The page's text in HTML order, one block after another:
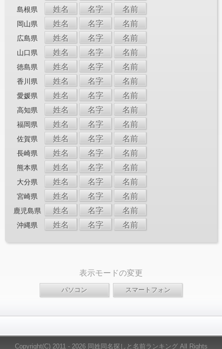
島根県 姓名 名字 名前
岡山県 姓名 名字 名前
広島県 姓名 名字 名前
山口県 姓名 名字 名前
徳島県 姓名 名字 名前
香川県 姓名 名字 名前
愛媛県 姓名 名字 名前
高知県 姓名 名字 名前
福岡県 姓名 名字 名前
佐賀県 姓名 名字 名前
長崎県 姓名 名字 名前
熊本県 姓名 名字 名前
大分県 姓名 名字 名前
宮崎県 姓名 名字 名前
鹿児島県 姓名 名字 名前
沖縄県 姓名 名字 名前
表示モードの変更
Copyright(C) 2011 - 2026 同姓同名探しと名前ランキング All Rights